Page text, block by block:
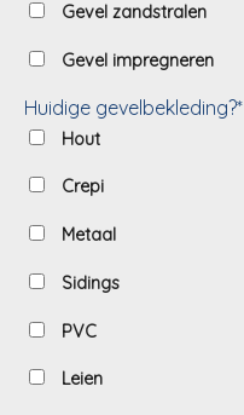
Gevel zandstralen
Gevel impregneren
Huidige gevelbekleding?*
Hout
Crepi
Metaal
Sidings
PVC
Leien